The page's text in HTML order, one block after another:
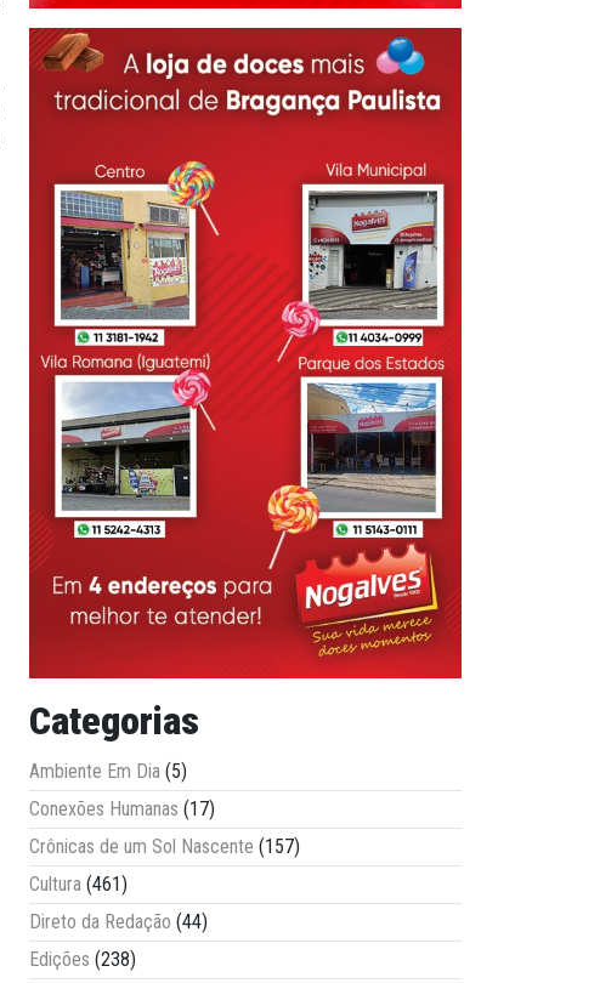
Categorias
Ambiente Em Dia (5)
Conexões Humanas (17)
Crônicas de um Sol Nascente (157)
Cultura (461)
Direto da Redação (44)
Edições (238)